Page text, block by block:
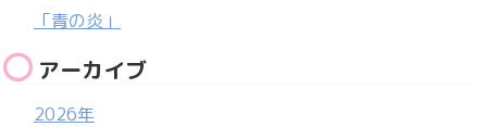
「青の炎」
アーカイブ
2026年